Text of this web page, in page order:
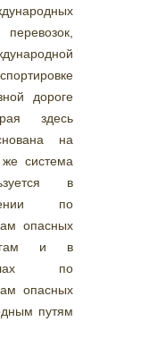
дороге
здесь
на
система
в
по
опасных
и в
по
опасных
путям